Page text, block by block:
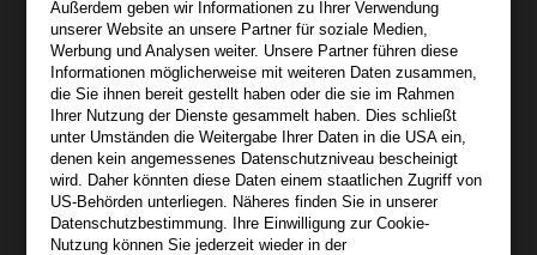
Wir sind gerne für Sie persönlich da.
Über audiooo.net
AGB
Impressum
Widerruf
Datenschutz
Außerdem geben wir Informationen zu Ihrer Verwendung
unserer Website an unsere Partner für soziale Medien,
Werbung und Analysen weiter. Unsere Partner führen diese
Informationen möglicherweise mit weiteren Daten zusammen,
die Sie ihnen bereit gestellt haben oder die sie im Rahmen
Ihrer Nutzung der Dienste gesammelt haben. Dies schließt
unter Umständen die Weitergabe Ihrer Daten in die USA ein,
denen kein angemessenes Datenschutzniveau bescheinigt
wird. Daher könnten diese Daten einem staatlichen Zugriff von
US-Behörden unterliegen. Näheres finden Sie in unserer
Datenschutzbestimmung. Ihre Einwilligung zur Cookie-
Nutzung können Sie jederzeit wieder in der